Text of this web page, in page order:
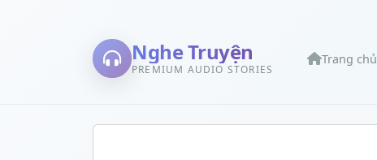
Nghe Truyện
PREMIUM AUDIO STORIES
Trang chủ